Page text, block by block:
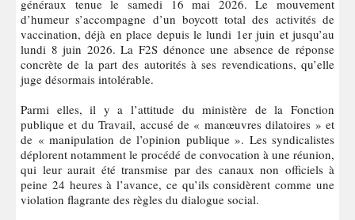
généraux tenue le samedi 16 mai 2026. Le mouvement
d’humeur s’accompagne d’un boycott total des activités de
vaccination, déjà en place depuis le lundi 1er juin et jusqu’au
lundi 8 juin 2026. La F2S dénonce une absence de réponse
concrète de la part des autorités à ses revendications, qu’elle
juge désormais intolérable.
Parmi elles, il y a l’attitude du ministère de la Fonction
publique et du Travail, accusé de « manœuvres dilatoires » et
de « manipulation de l’opinion publique ». Les syndicalistes
déplorent notamment le procédé de convocation à une réunion,
qui leur aurait été transmise par des canaux non officiels à
peine 24 heures à l’avance, ce qu’ils considèrent comme une
violation flagrante des règles du dialogue social.